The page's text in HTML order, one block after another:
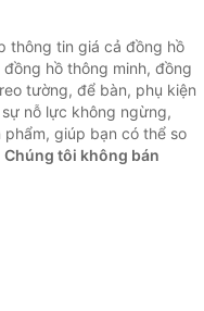
thông tin giá cả đồng hồ
hồ thông minh, đồng
tường, để bàn, phụ kiện
nỗ lực không ngừng,
giúp bạn có thể so
Chúng tôi không bán